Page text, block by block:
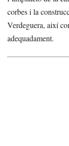
corbes i la
Verdeguera, així
adequadament.